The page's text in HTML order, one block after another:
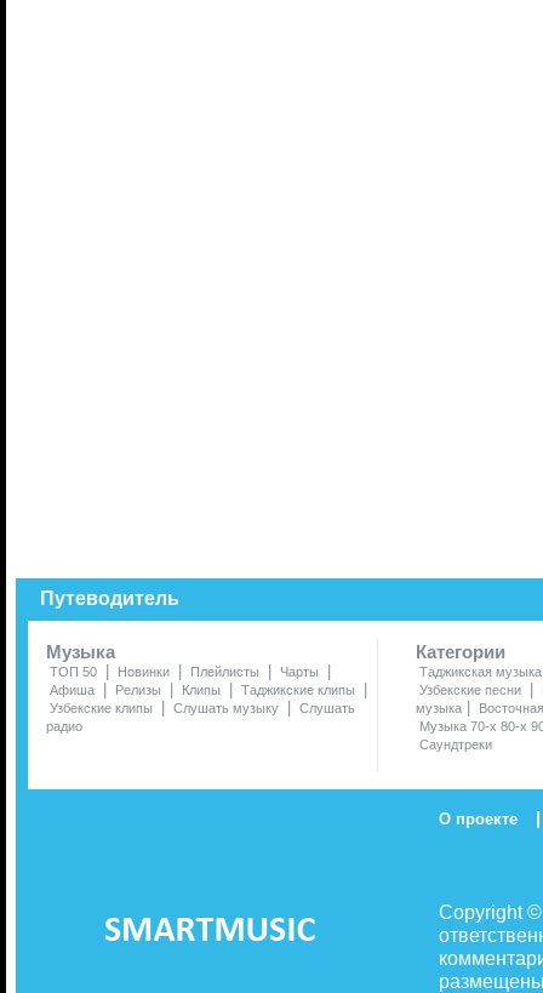
Путеводитель
Музыка
ТОП 50 | Новинки | Плейлисты | Чарты |
Афиша | Релизы | Клипы | Таджикские клипы |
Узбекские клипы | Слушать музыку | Слушать
радио
Категории
Таджикская музыка
Узбекские песни
|
музыка |
Музыка 70-х 80-х
Саундтреки
О проекте |
Copyright
размещены